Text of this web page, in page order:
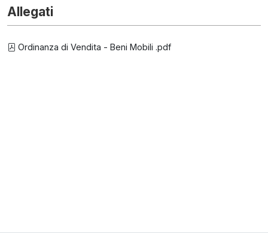
Allegati
Ordinanza di Vendita - Beni Mobili .pdf